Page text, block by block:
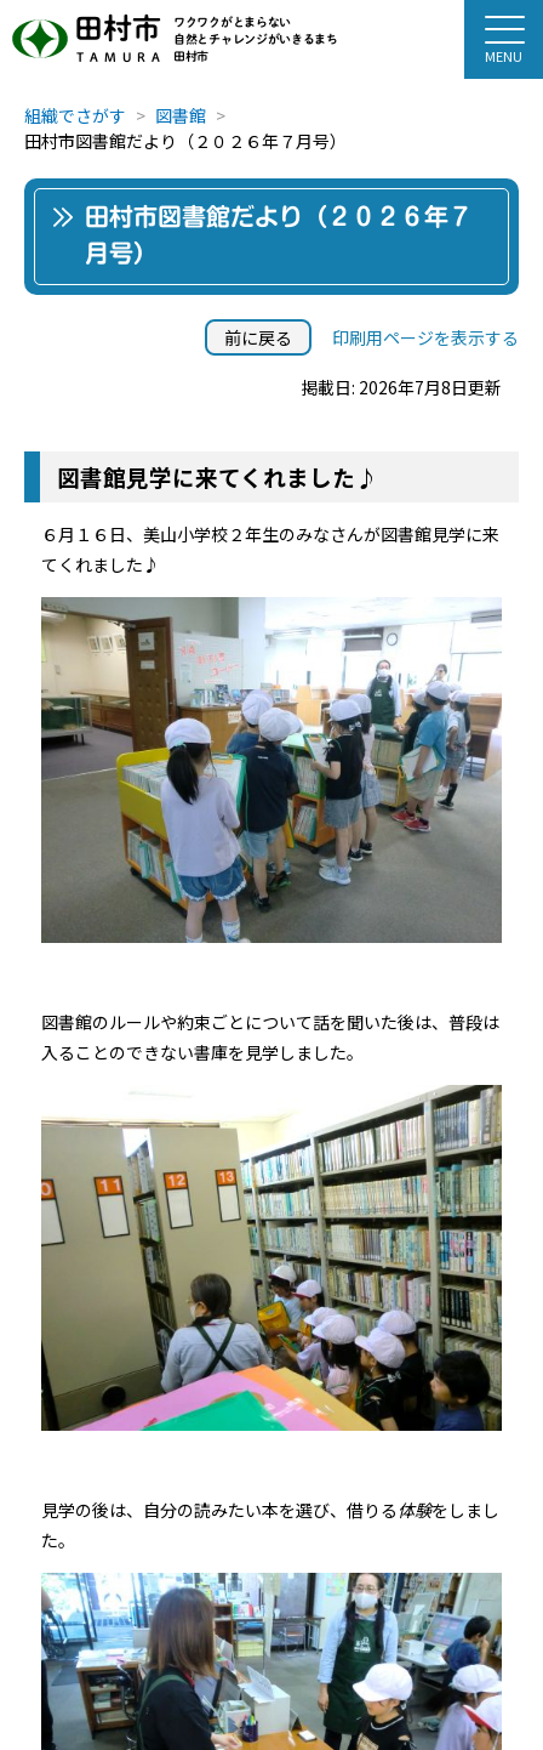
田村市
TAMURA
ワクワクがとまらない
自然とチャレンジがいきるまち
田村市
組織でさがす
図書館
田村市図書館だより（２０２６年７月号）
田村市図書館だより（２０２６年７
月号）
前に戻る 印刷用ページを表示する
掲載日: 2026年7月8日更新
図書館見学に来てくれました♪
６月１６日、美山小学校２年生のみなさんが図書館見学に来
てくれました♪
図書館のルールや約束ごとについて話を聞いた後は、普段は
入ることのできない書庫を見学しました。
見学の後は、自分の読みたい本を選び、借りる 体験をしまし
た。